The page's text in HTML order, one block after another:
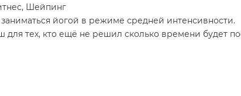
Шейпинг
йогой в режиме средней интенсивности.
для тех, кто ещё не решил сколько времени будет